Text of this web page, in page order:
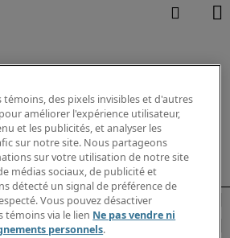
témoins, des pixels invisibles et d'autres
améliorer l'expérience utilisateur,
et les publicités, et analyser les
sur notre site. Nous partageons
sur votre utilisation de notre site
médias sociaux, de publicité et
détecté un signal de préférence de
Vous pouvez désactiver
témoins via le lien Ne pas vendre ni
personnels.